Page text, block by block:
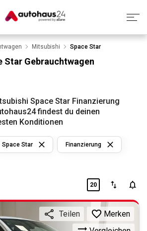
Alle Fragen & Antworten
um die Inzahlungnahme
Mitsubishi Space Star
Star Gebrauchtwagen
Space Star Finanzierung
findest du deinen
Konditionen
Space Star Finanzierung
20
Teilen Merken